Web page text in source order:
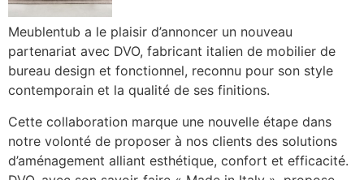
Meublentub a le plaisir d’annoncer un nouveau
partenariat avec DVO, fabricant italien de mobilier de
bureau design et fonctionnel, reconnu pour son style
contemporain et la qualité de ses finitions.
Cette collaboration marque une nouvelle étape dans
notre volonté de proposer à nos clients des solutions
d’aménagement alliant esthétique, confort et efficacité.